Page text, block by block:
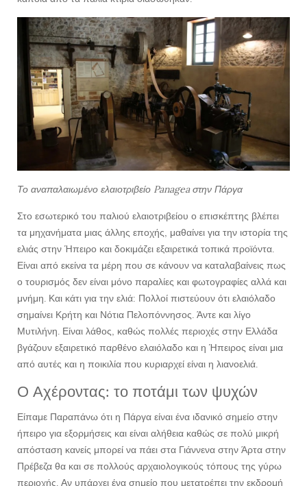
Το αναπαλαιωμένο ελαιοτριβείο Panagea στην Πάργα
Στο εσωτερικό του παλιού ελαιοτριβείου ο επισκέπτης βλέπει
τα μηχανήματα μιας άλλης εποχής, μαθαίνει για την ιστορία της
ελιάς στην Ήπειρο και δοκιμάζει εξαιρετικά τοπικά προϊόντα.
Είναι από εκείνα τα μέρη που σε κάνουν να καταλαβαίνεις πως
ο τουρισμός δεν είναι μόνο παραλίες και φωτογραφίες αλλά και
μνήμη. Και κάτι για την ελιά: Πολλοί πιστεύουν ότι ελαιόλαδο
σημαίνει Κρήτη και Νότια Πελοπόννησος. Άντε και λίγο
Μυτιλήνη. Είναι λάθος, καθώς πολλές περιοχές στην Ελλάδα
βγάζουν εξαιρετικό παρθένο ελαιόλαδο και η Ήπειρος είναι μια
από αυτές και η ποικιλία που κυριαρχεί είναι η λιανοελιά.
Ο Αχέροντας: το ποτάμι των ψυχών
Είπαμε Παραπάνω ότι η Πάργα είναι ένα ιδανικό σημείο στην
ήπειρο για εξορμήσεις και είναι αλήθεια καθώς σε πολύ μικρή
απόσταση κανείς μπορεί να πάει στα Γιάννενα στην Άρτα στην
Πρέβεζα θα και σε πολλούς αρχαιολογικούς τόπους της γύρω
περιοχής. Αν υπάρχει ένα σημείο που μετατρέπει την εκδρομή